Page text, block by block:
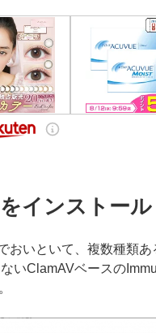
インストール
おいといて、複数種類あ
いClamAVベースの